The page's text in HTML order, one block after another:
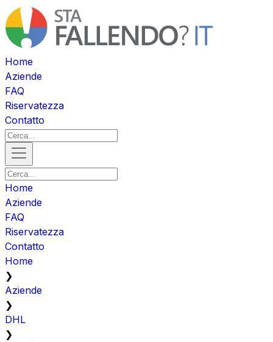
Home
Aziende
FAQ
Riservatezza
Contatto
Home
Aziende
FAQ
Riservatezza
Contatto
Home
❯
Aziende
❯
DHL
❯